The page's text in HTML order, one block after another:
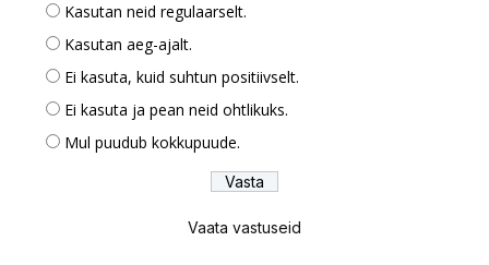
Kasutan neid regulaarselt.
Kasutan aeg-ajalt.
Ei kasuta, kuid suhtun positiivselt.
Ei kasuta ja pean neid ohtlikuks.
Mul puudub kokkupuude.
Vaata vastuseid